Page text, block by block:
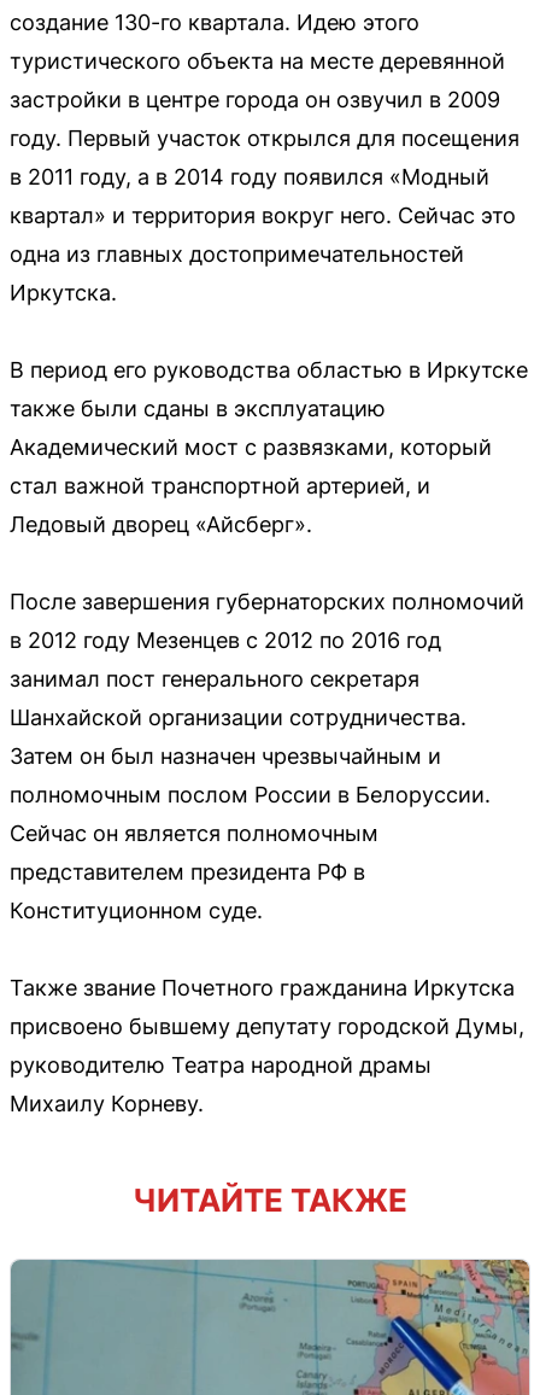
создание 130-го квартала. Идею этого
туристического объекта на месте деревянной
застройки в центре города он озвучил в 2009
году. Первый участок открылся для посещения
в 2011 году, а в 2014 году появился «Модный
квартал» и территория вокруг него. Сейчас это
одна из главных достопримечательностей
Иркутска.
В период его руководства областью в Иркутске
также были сданы в эксплуатацию
Академический мост с развязками, который
стал важной транспортной артерией, и
Ледовый дворец «Айсберг».
После завершения губернаторских полномочий
в 2012 году Мезенцев с 2012 по 2016 год
занимал пост генерального секретаря
Шанхайской организации сотрудничества.
Затем он был назначен чрезвычайным и
полномочным послом России в Белоруссии.
Сейчас он является полномочным
представителем президента РФ в
Конституционном суде.
Также звание Почетного гражданина Иркутска
присвоено бывшему депутату городской Думы,
руководителю Театра народной драмы
Михаилу Корневу.
ЧИТАЙТЕ ТАКЖЕ